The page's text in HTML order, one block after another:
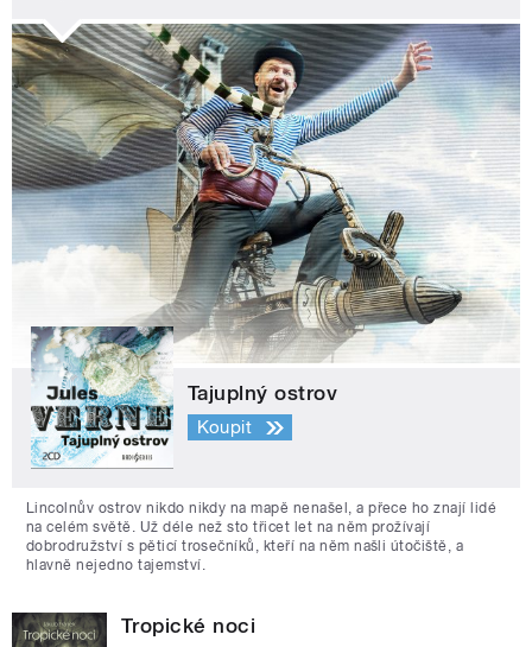
Tajuplný ostrov
Koupit
Lincolnův ostrov nikdo nikdy na mapě nenašel, a přece ho znají lidé
na celém světě. Už déle než sto třicet let na něm prožívají
dobrodružství s pěticí trosečníků, kteří na něm našli útočiště, a
hlavně nejedno tajemství.
Tropické noci